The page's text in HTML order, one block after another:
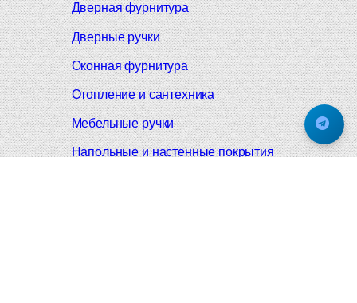
Дверная фурнитура
Дверные ручки
Оконная фурнитура
Отопление и сантехника
Мебельные ручки
Напольные и настенные покрытия